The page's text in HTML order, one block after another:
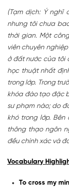
(Tạm dịch: Ý
nhưng tôi chưa
thời gian. Một
viên chuyên
ở đất nước của tôi
học thuật nhất
trong lớp. Trong
khóa đào tạo đặc
sư phạm nào; do
khó trong lớp.
thông thạo ngôn
đều chính xác và
Vocabulary
To cross my